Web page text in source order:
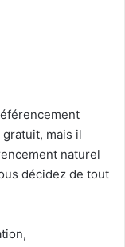
mais il
naturel
décidez de tout